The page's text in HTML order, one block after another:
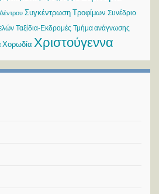
Συγκέντρωση Τροφίμων Συνέδριο
Ταξίδια-Εκδρομές Τμήμα ανάγνωσης
Χορωδία Χριστούγεννα